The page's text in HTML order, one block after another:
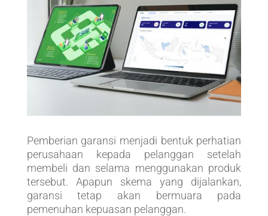
Pemberian garansi menjadi bentuk perhatian
perusahaan kepada pelanggan setelah
membeli dan selama menggunakan produk
tersebut. Apapun skema yang dijalankan,
garansi tetap akan bermuara pada
pemenuhan kepuasan pelanggan.